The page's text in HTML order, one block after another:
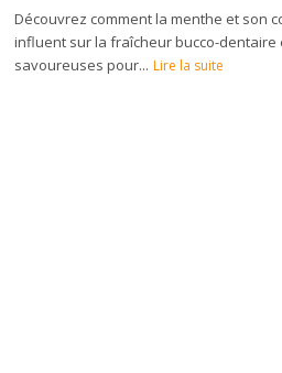
Découvrez comment la menthe et son
influent sur la fraîcheur bucco-
savoureuses pour... Lire la suite